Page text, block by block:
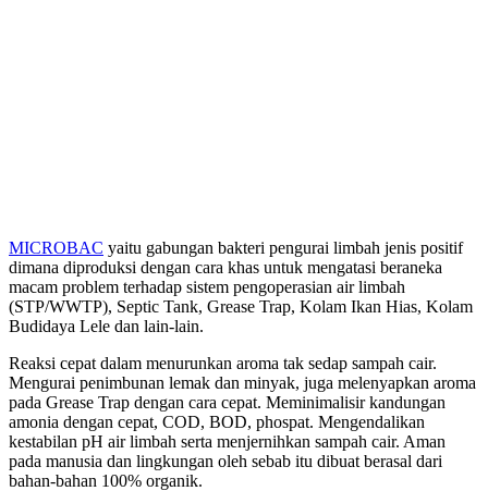
MICROBAC yaitu gabungan bakteri pengurai limbah jenis positif
dimana diproduksi dengan cara khas untuk mengatasi beraneka
macam problem terhadap sistem pengoperasian air limbah
(STP/WWTP), Septic Tank, Grease Trap, Kolam Ikan Hias, Kolam
Budidaya Lele dan lain-lain.
Reaksi cepat dalam menurunkan aroma tak sedap sampah cair.
Mengurai penimbunan lemak dan minyak, juga melenyapkan aroma
pada Grease Trap dengan cara cepat. Meminimalisir kandungan
amonia dengan cepat, COD, BOD, phospat. Mengendalikan
kestabilan pH air limbah serta menjernihkan sampah cair. Aman
pada manusia dan lingkungan oleh sebab itu dibuat berasal dari
bahan-bahan 100% organik.